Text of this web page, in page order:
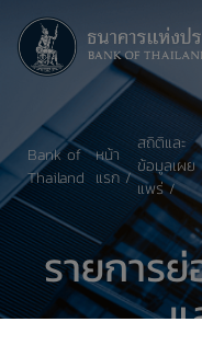
Bank of
Thailand
หน้า
แรก
สถิติและ
ข้อมูลเผย
แพร่
รายการ
แ